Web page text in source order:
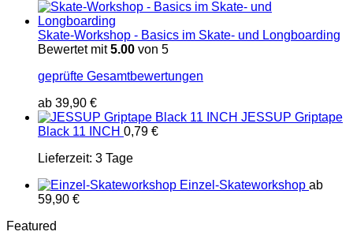
Skate-Workshop - Basics im Skate- und Longboarding
Bewertet mit5.00 von 5
geprüfte Gesamtbewertungen
ab 39,90 €
JESSUP Griptape
Black 11 INCH 0,79 €
Lieferzeit: 3 Tage
Einzel-Skateworkshop ab
59,90 €
Featured